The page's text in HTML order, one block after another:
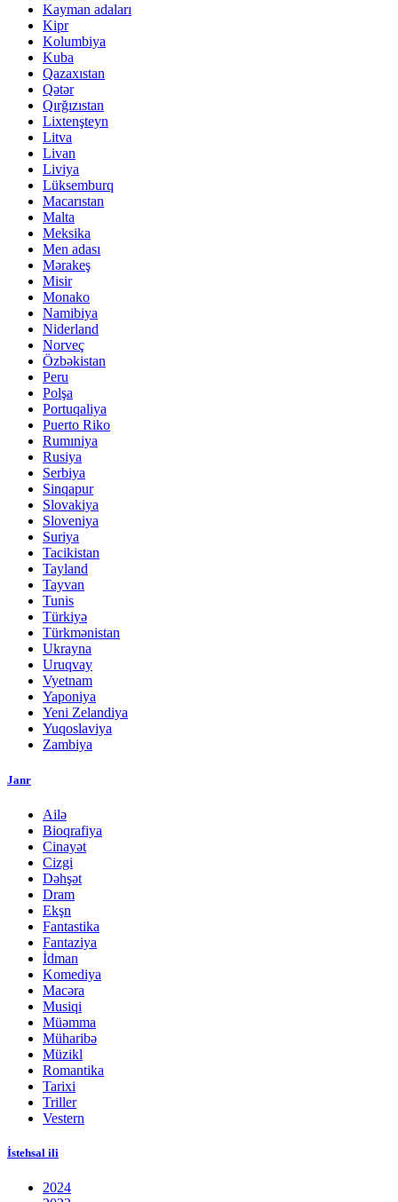
Kayman adaları
Kipr
Kolumbiya
Kuba
Qazaxıstan
Qətər
Qırğızıstan
Lixtenşteyn
Litva
Livan
Liviya
Lüksemburq
Macarıstan
Malta
Meksika
Men adası
Mərakeş
Misir
Monako
Namibiya
Niderland
Norveç
Özbəkistan
Peru
Polşa
Portuqaliya
Puerto Riko
Rumıniya
Rusiya
Serbiya
Sinqapur
Slovakiya
Sloveniya
Suriya
Tacikistan
Tayland
Tayvan
Tunis
Türkiyə
Türkmənistan
Ukrayna
Uruqvay
Vyetnam
Yaponiya
Yeni Zelandiya
Yuqoslaviya
Zambiya
Janr
Ailə
Bioqrafiya
Cinayət
Cizgi
Dəhşət
Dram
Ekşn
Fantastika
Fantaziya
İdman
Komediya
Macəra
Musiqi
Müəmma
Müharibə
Müzikl
Romantika
Tarixi
Triller
Vestern
İstehsal ili
2024